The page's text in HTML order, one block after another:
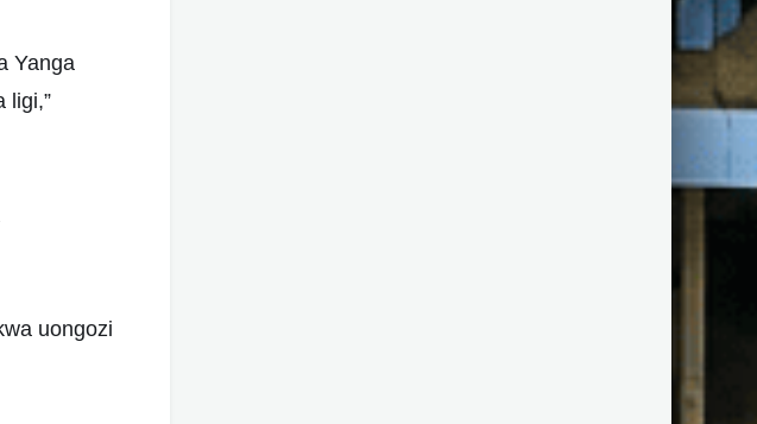
Yanga
ligi,”
uongozi